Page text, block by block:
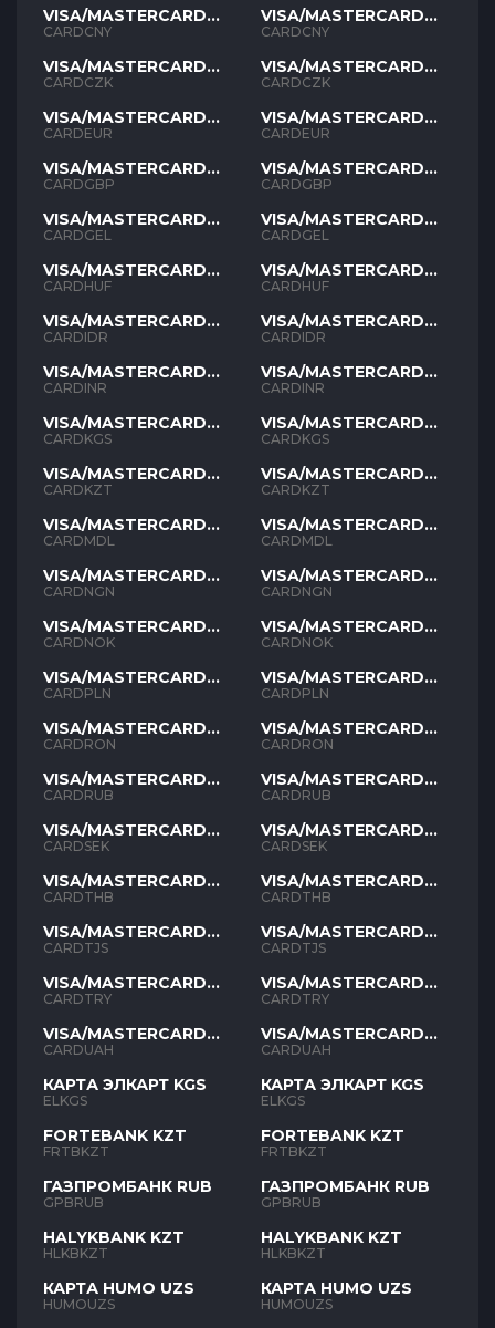
VISA/MASTERCARD
CNY
CARDCNY
VISA/MASTERCARD
CZK
CARDCZK
VISA/MASTERCARD
EUR
CARDEUR
VISA/MASTERCARD
GBP
CARDGBP
VISA/MASTERCARD
GEL
CARDGEL
VISA/MASTERCARD
HUF
CARDHUF
VISA/MASTERCARD
IDR
CARDIDR
VISA/MASTERCARD
INR
CARDINR
VISA/MASTERCARD
KGS
CARDKGS
VISA/MASTERCARD
KZT
CARDKZT
VISA/MASTERCARD
MDL
CARDMDL
VISA/MASTERCARD
NGN
CARDNGN
VISA/MASTERCARD
NOK
CARDNOK
VISA/MASTERCARD
PLN
CARDPLN
VISA/MASTERCARD
RON
CARDRON
VISA/MASTERCARD
RUB
CARDRUB
VISA/MASTERCARD
SEK
CARDSEK
VISA/MASTERCARD
THB
CARDTHB
VISA/MASTERCARD
TJS
CARDTJS
VISA/MASTERCARD
TYR
CARDTRY
VISA/MASTERCARD
UAH
CARDUAH
КАРТА ЭЛКАРТ KGS
ELKGS
FORTEBANK KZT
FRTBKZT
ГАЗПРОМБАНК RUB
GPBRUB
HALYKBANK KZT
HLKBKZT
КАРТА HUMO UZS
HUMOUZS
VISA/MASTERCARD
CNY
CARDCNY
VISA/MASTERCARD
CZK
CARDCZK
VISA/MASTERCARD
EUR
CARDEUR
VISA/MASTERCARD
GBP
CARDGBP
VISA/MASTERCARD
GEL
CARDGEL
VISA/MASTERCARD
HUF
CARDHUF
VISA/MASTERCARD
IDR
CARDIDR
VISA/MASTERCARD
INR
CARDINR
VISA/MASTERCARD
KGS
CARDKGS
VISA/MASTERCARD
KZT
CARDKZT
VISA/MASTERCARD
MDL
CARDMDL
VISA/MASTERCARD
NGN
CARDNGN
VISA/MASTERCARD
NOK
CARDNOK
VISA/MASTERCARD
PLN
CARDPLN
VISA/MASTERCARD
RON
CARDRON
VISA/MASTERCARD
RUB
CARDRUB
VISA/MASTERCARD
SEK
CARDSEK
VISA/MASTERCARD
THB
CARDTHB
VISA/MASTERCARD
TJS
CARDTJS
VISA/MASTERCARD
TYR
CARDTRY
VISA/MASTERCARD
UAH
CARDUAH
КАРТА ЭЛКАРТ KGS
ELKGS
FORTEBANK KZT
FRTBKZT
ГАЗПРОМБАНК RUB
GPBRUB
HALYKBANK KZT
HLKBKZT
КАРТА HUMO UZS
HUMOUZS